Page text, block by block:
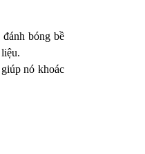
bóng bề
nó khoác